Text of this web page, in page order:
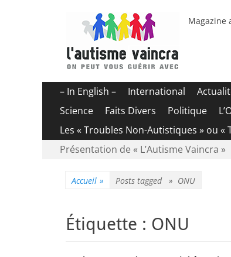
Magazine
Menu
principal
Aller
contenu
– In English – International
Science
Faits Divers Politique
Les « Troubles Non-Autistiques » ou «
Menu
Aller
Présentation de « L’Autisme Vaincra »
Accueil » Posts tagged » ONU
Étiquette : ONU